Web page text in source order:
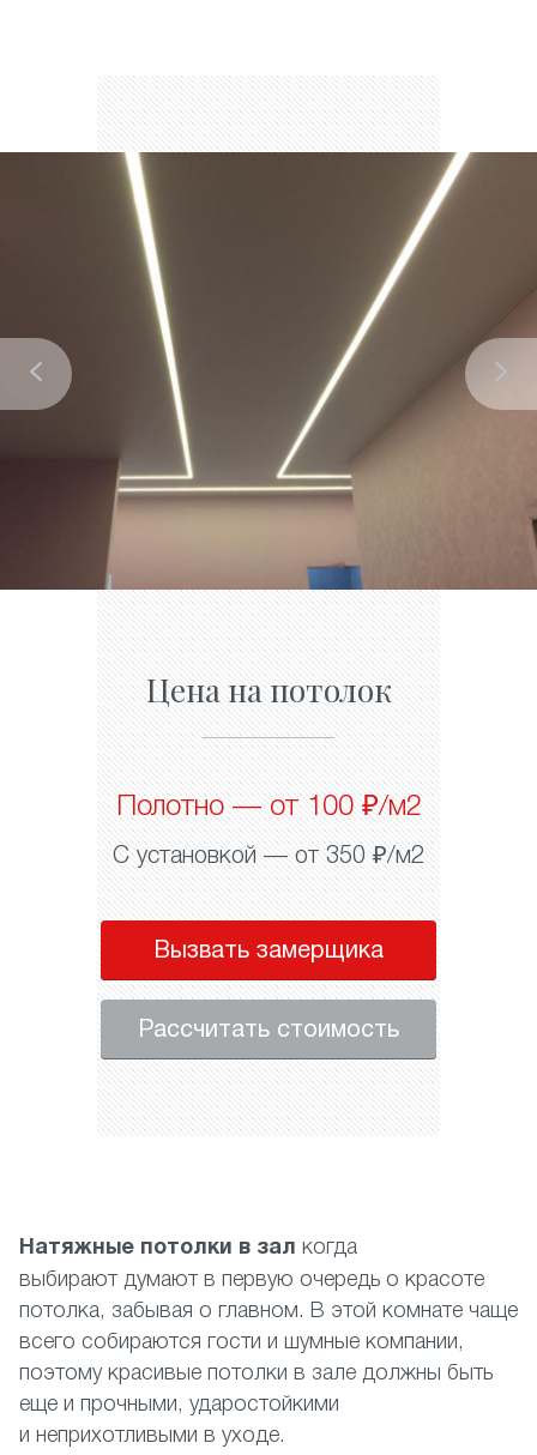
Цена на потолок
Полотно — от 100 ₽/м2
С установкой — от 350 ₽/м2
Вызвать замерщика
Рассчитать стоимость
Натяжные потолки в зал когда
выбирают думают в первую очередь о красоте
потолка, забывая о главном. В этой комнате чаще
всего собираются гости и шумные компании,
поэтому красивые потолки в зале должны быть
еще и прочными, ударостойкими
и неприхотливыми в уходе.